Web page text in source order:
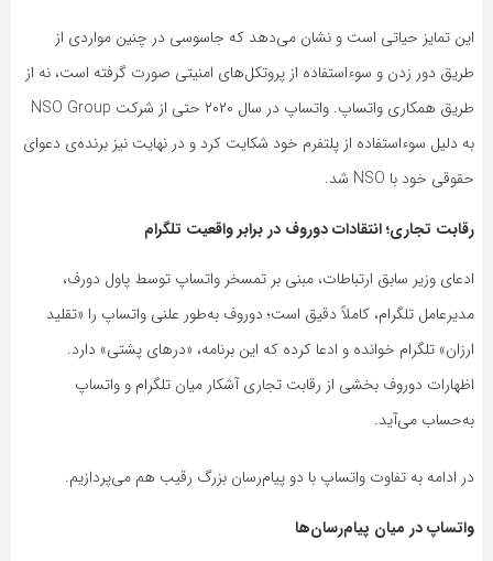
این تمایز حیاتی است و نشان می‌دهد که جاسوسی در چنین مواردی از
طریق دور زدن و سوءاستفاده از پروتکل‌های امنیتی صورت گرفته است، نه از
طریق همکاری واتساپ. واتساپ در سال ۲۰۲۰ حتی از شرکت NSO Group
به دلیل سوءاستفاده از پلتفرم خود شکایت کرد و در نهایت نیز برنده‌ی دعوای
حقوقی خود با NSO شد.
رقابت تجاری؛ انتقادات دوروف در برابر واقعیت تلگرام
ادعای وزیر سابق ارتباطات، مبنی بر تمسخر واتساپ توسط پاول دورف،
مدیرعامل تلگرام، کاملاً دقیق است؛ دوروف به‌طور علنی واتساپ را «تقلید
ارزان» تلگرام خوانده و ادعا کرده که این برنامه، «درهای پشتی» دارد.
اظهارات دوروف بخشی از رقابت تجاری آشکار میان تلگرام و واتساپ
به‌حساب می‌آید.
در ادامه به تفاوت واتساپ با دو پیام‌رسان بزرگ رقیب هم می‌پردازیم.
واتساپ در میان پیام‌رسان‌ها